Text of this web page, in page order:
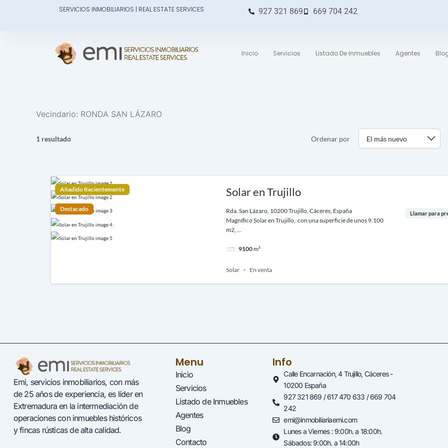
SERVICIOS INMOBILIARIOS | REAL ESTATE SERVICES 927 321 869 669 704 242
Inicio Servicios Listado De Inmuebles Agentes
Vecindario: RONDA SAN LÁZARO
1 resultado Ordenar por
Añadido Recientemente
Destacado
Solar en Trujillo
Rda. San Lázaro, 10200 Trujillo, Cáceres, España
Magnífico Solar en Trujillo, con una superficie de unos 9.100
m2, ...
9100m²
Llamar para
Solar En venta
Emi, servicios inmobiliarios, con más
de 25 años de experiencia, es líder en
Extremadura en la intermediación de
operaciones con inmuebles históricos
y fincas rústicas de alta calidad.
Menu
Inicio
Servicios
Listado de Inmuebles
Agentes
Blog
Contacto
Info
Calle Encarnación, 4 Trujillo, Cáceres -
10200 España
927 321 869 / 617 470 633 / 669 704
242
emi@inmobiliariaemi.com
Lunes a Viernes : 9:00h. a 18:00h.
Sábados: 9:00h. a 14:00h